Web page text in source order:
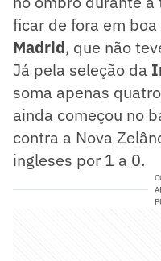
ficar de fora em
Madrid, que não
Já pela seleção da
soma apenas
ainda começou no
contra a Nova
ingleses por 1 a 0.